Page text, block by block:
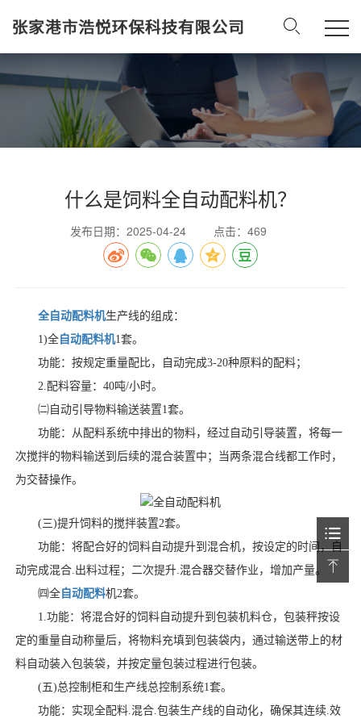
什么是饲料全自动配料机？
发布日期：2025-04-24 点击：469
全自动配料机生产线的组成：
1)全 自动配料机1套。
功能：按规定重量配比，自动完成3-20种原料的配料；
2.配料容量：40吨/小时。
㈡自动引导物料输送装置1套。
功能：从配料系统中排出的物料，经过自动引导装置，将每一
次搅拌的物料输送到后续的混合装置中；当两条混合线都工作时，
为交替操作。
(三)提升饲料的搅拌装置2套。
功能：将配合好的饲料自动提升到混合机，按设定的时间，自
动完成混合.出料过程；二次提升.混合器交替作业，增加产量。
㈣全 自动配料机2套。
1.功能：将混合好的饲料自动提升到包装机料仓，包装秤按设
定的重量自动称量后，将物料充填到包装袋内，通过输送带上的材
料自动装入包装袋，并按定量包装过程进行包装。
(五)总控制柜和生产线总控制系统1套。
功能：实现全配料.混合.包装生产线的自动化，确保其连续.效